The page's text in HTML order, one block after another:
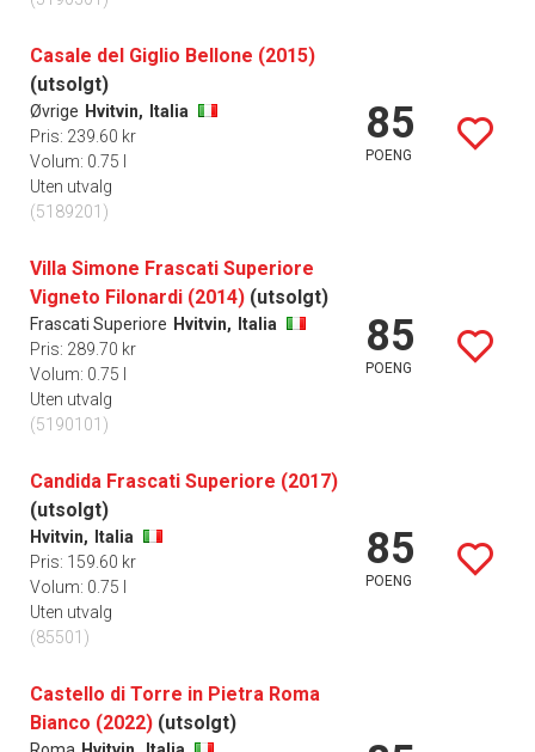
Casale del Giglio Bellone (2015)
(utsolgt)
Øvrige Hvitvin,
Italia
Pris: 239.60 kr
Volum: 0.75 l
Uten utvalg
(5189201)
85
POENG
Villa Simone Frascati Superiore
Vigneto Filonardi (2014) (utsolgt)
Frascati Superiore Hvitvin,
Italia
Pris: 289.70 kr
Volum: 0.75 l
Uten utvalg
(5190101)
85
POENG
Candida Frascati Superiore (2017)
(utsolgt)
Hvitvin,
Italia
Pris: 159.60 kr
Volum: 0.75 l
Uten utvalg
(85501)
85
POENG
Castello di Torre in Pietra Roma
Bianco (2022) (utsolgt)